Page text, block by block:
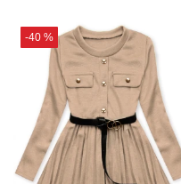
-40 %